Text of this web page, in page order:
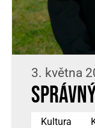
3. května
Kultura